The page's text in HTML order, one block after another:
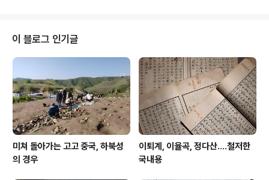
러났기 때문인데, 우리가 잊지 말아야 할 점은 풍납토성이
발굴조사를 통해 속살을 드러낸 시점은 그보다는 거슬러
올라간다는 사실이다. 그렇다, 올해는 풍납토성이 발굴조
사를 통해 존재를 보고한지 딱 한 주갑이 되는 해다. 1964
년 10월 16일부터 같은 달 31일까지 보름 동안 서울대 고
고인류학과 유일한 교수 김원룡..
이 블로그 인기글
미쳐 돌아가는 고고 중국, 하북성
의 경우
이퇴계, 이율곡, 정다산....철저한
국내용